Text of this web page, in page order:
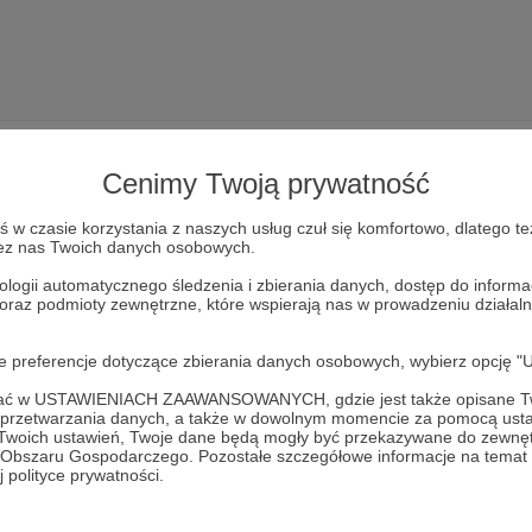
Cenimy Twoją prywatność
w czasie korzystania z naszych usług czuł się komfortowo, dlatego
nas Twoich danych osobowych.
automatycznego śledzenia i zbierania danych, dostęp do
podmioty zewnętrzne, które wspierają nas w prowadzeniu
dotyczące zbierania danych osobowych, wybierz opcję
w USTAWIENIACH ZAAWANSOWANYCH, gdzie jest także opisane
danych, a także w dowolnym momencie za pomocą
ustawień, Twoje dane będą mogły być przekazywane do
Gospodarczego. Pozostałe szczegółowe informacje na
prywatności.
Dołącz do grona Patronów!
działalność Autora Kasia - PINK MINK Studio
Zostań Patronem